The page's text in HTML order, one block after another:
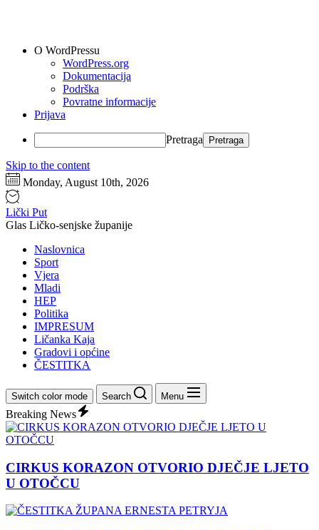
O WordPressu
WordPress.org
Dokumentacija
Podrška
Povratne informacije
Prijava
Pretraga
Skip to the content
Monday, August 10th, 2026
Lički Put
Glas Ličko-senjske županije
Naslovnica
Sport
Vjera
Mladi
HEP
Politika
IMPRESUM
Ličanka Kaja
Gradovi i općine
ČESTITKA
Switch color mode Search Menu
Breaking News
CIRKUS KORAZON OTVORIO DJEČJE LJETO
U OTOČCU